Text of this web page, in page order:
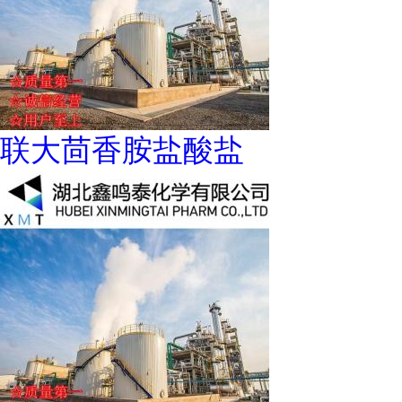
联大茴香胺盐酸盐